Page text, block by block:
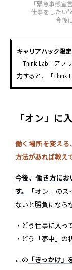
「緊急事態宣
仕事をしたい"
今後
キャリアハック限
「Think Lab」アプ
力すると、「Think
「オン」に
働く場所を変える
方法があれば教え
今後、働き方にお
す。
「オン」の
ないと勝負になら
・どう仕事に入っ
・どう「夢中」の
この 「きっかけ」